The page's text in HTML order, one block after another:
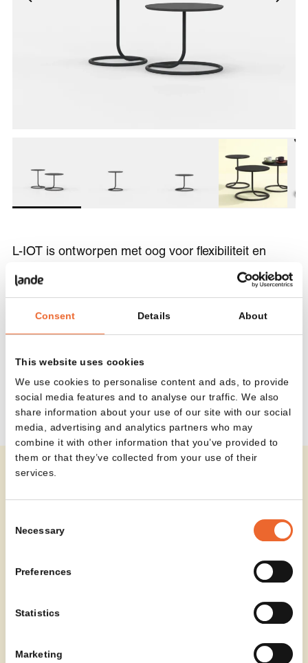
Consent Details About
This website uses cookies
We use cookies to personalise content and ads, to provide
social media features and to analyse our traffic. We also
share information about your use of our site with our social
media, advertising and analytics partners who may
combine it with other information that you’ve provided to
them or that they’ve collected from your use of their
services.
Selection
Necessary
Preferences
Statistics
Marketing
L-IOT is ontworpen met oog voor flexibiliteit en
gebruik. De tafel is verkrijgbaar in twee hoogtes,
waardoor verschillende opstellingen en
uitvoering biedt het ronde blad precies genoeg
ruimte voor een kop koffie, notities of een laptop,
zonder de ruimte te domineren. Zo ondersteunt L-
of ontmoeten.
ingetogen maar functioneel detail binnen het
interieur. Het tafeltje voegt zich vanzelfsprekend
naast zitmeubels en ondersteunt informele
ruimte te verstoren.